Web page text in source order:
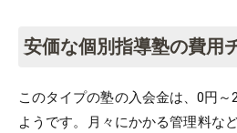
安価な個別指導塾の費用
このタイプの塾の入会金は、0円
ようです。月々にかかる管理料な